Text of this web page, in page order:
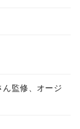
監修、オージ